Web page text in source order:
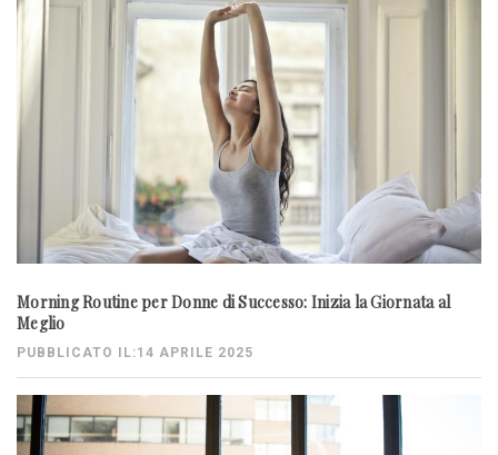
Morning Routine per Donne di Successo: Inizia la Giornata al
Meglio
PUBBLICATO IL:14 APRILE 2025